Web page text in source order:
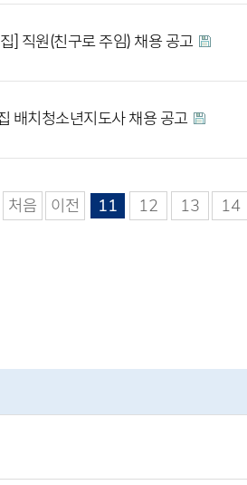
] 직원(친구로 주임) 채용 공고
배치청소년지도사 채용 공고
처음 이전 11 12 13 14